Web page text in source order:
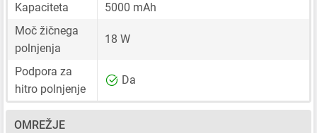
Kapaciteta
5000 mAh
Moč žičnega
polnjenja
18 W
Podpora za
hitro polnjenje
Da
OMREŽJE